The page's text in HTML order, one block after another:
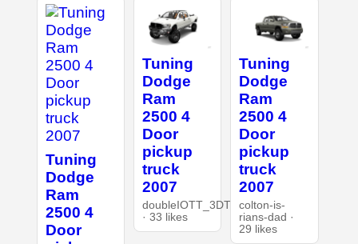
Tuning
Dodge
Ram
2500 4
Door
Tuning
Dodge
Ram
2500 4
Door
pickup
truck
2007
doubleIOTT_3DT
· 33 likes
Tuning
Dodge
Ram
2500 4
Door
pickup
truck
2007
colton-is-
rians-dad ·
29 likes